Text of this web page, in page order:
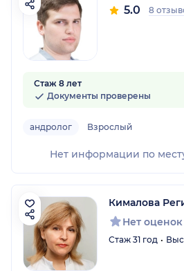
5.0 8
Стаж 8 лет
Документы проверены
андролог Взрослый
Нет информации по
Кималова
Нет оценок
Стаж 31 год